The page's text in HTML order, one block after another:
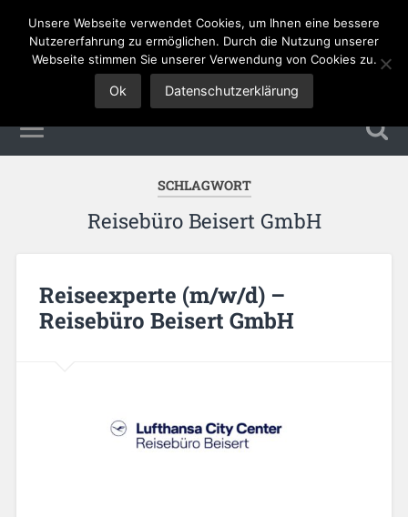
Tourismus Jobs
SCHLAGWORT
Reisebüro Beisert GmbH
Reiseexperte (m/w/d) –
Reisebüro Beisert GmbH
Unsere Webseite verwendet Cookies, um Ihnen eine bessere
Nutzererfahrung zu ermöglichen. Durch die Nutzung unserer
Webseite stimmen Sie unserer Verwendung von Cookies zu.
Ok Datenschutzerklärung